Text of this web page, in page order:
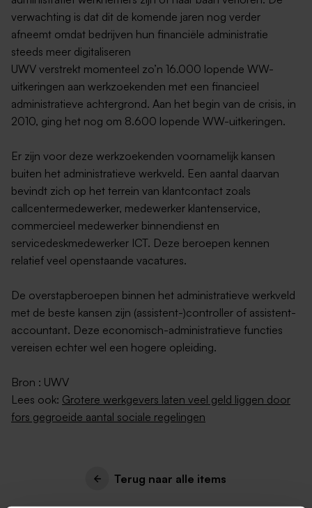
verwachting is dat dit de komende jaren nog verder
afneemt omdat bedrijven hun financiële administratie
steeds meer digitaliseren
UWV verstrekt momenteel zo’n 16.000 lopende WW-
uitkeringen aan werkzoekenden met een financieel
administratieve achtergrond. Aan het begin van de crisis, in
2010, ging het nog om 8.600 lopende WW-uitkeringen.
Er zijn voor deze werkzoekenden voornamelijk kansen
buiten het administratieve werkveld. Een aantal daarvan
bevindt zich op het terrein van klantcontact zoals
callcentermedewerker, medewerker klantenservice,
commercieel medewerker binnendienst en
servicedeskmedewerker ICT. Deze beroepen kennen
relatief veel openstaande vacatures.
De overstapberoepen binnen het administratieve werkveld
met de beste kansen zijn (assistent-)controller of assistent-
accountant. Deze economisch-administratieve functies
vereisen echter wel een hogere opleiding.
Bron : UWV
Lees ook: Grotere werkgevers laten veel geld liggen door
fors gegroeide aantal sociale regelingen
Terug naar alle items